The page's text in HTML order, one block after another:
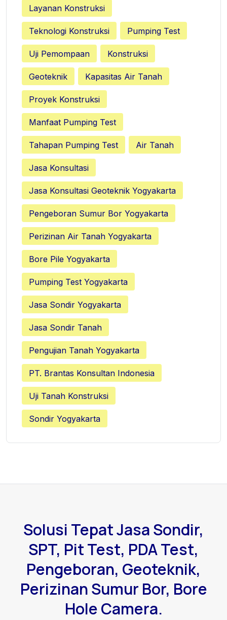
Layanan Konstruksi
Teknologi Konstruksi Pumping Test
Uji Pemompaan Konstruksi
Geoteknik Kapasitas Air Tanah
Proyek Konstruksi
Manfaat Pumping Test
Tahapan Pumping Test Air Tanah
Jasa Konsultasi
Jasa Konsultasi Geoteknik Yogyakarta
Pengeboran Sumur Bor Yogyakarta
Perizinan Air Tanah Yogyakarta
Bore Pile Yogyakarta
Pumping Test Yogyakarta
Jasa Sondir Yogyakarta
Jasa Sondir Tanah
Pengujian Tanah Yogyakarta
PT. Brantas Konsultan Indonesia
Uji Tanah Konstruksi
Sondir Yogyakarta
Solusi Tepat Jasa Sondir,
SPT, Pit Test, PDA Test,
Pengeboran, Geoteknik,
Perizinan Sumur Bor, Bore
Hole Camera.